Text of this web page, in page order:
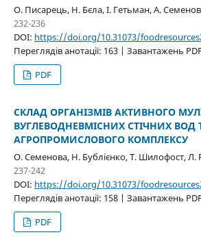
О. Писарець, Н. Бєла, І. Гетьман, А.
232-236
DOI: https://doi.org/10.31073/
Переглядів анотації: 163 | Завантажень
PDF
СКЛАД ОРГАНІЗМІВ АКТИВНОГО
ВУГЛЕВОДНЕВМІСНИХ СТІЧНИХ ВОД
АГРОПРОМИСЛОВОГО КОМПЛЕКСУ
О. Семенова, Н. Бублієнко, Т. Шилофост, Л.
237-242
DOI: https://doi.org/10.31073/
Переглядів анотації: 158 | Завантажень
PDF